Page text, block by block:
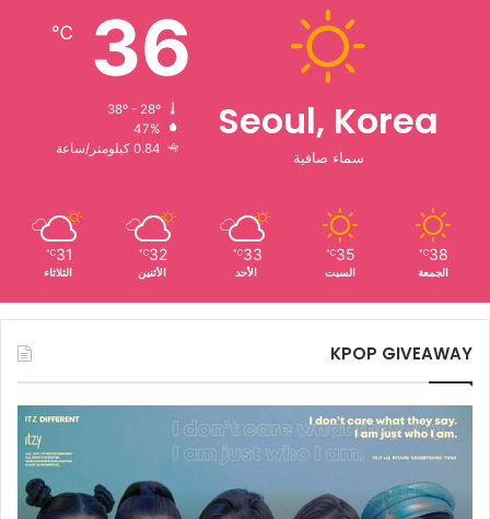
Seoul, Korea
سماء صافية
36
℃
47%
0.84 كيلومتر/ساعة
38
℃
الجمعة
35
℃
السبت
33
℃
الأحد
32
℃
الأثنين
31
℃
الثلاثاء
KPOP GIVEAWAY
فرقة
اتزي
ITZY
تقرير